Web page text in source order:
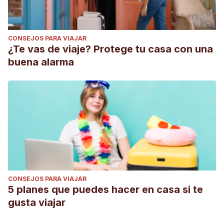
CONSEJOS PARA VIAJAR
¿Te vas de viaje? Protege tu casa con una
buena alarma
CONSEJOS PARA VIAJAR
5 planes que puedes hacer en casa si te
gusta viajar